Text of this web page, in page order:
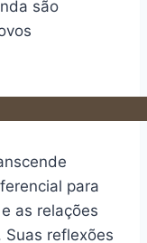
são
para
as relações
reflexões